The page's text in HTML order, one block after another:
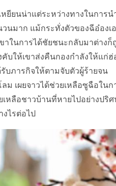
ยียนน่าแต่ระหว่างทางในการน
นมาก แม้กระทั่งตัวของฉีอ๋องเ
าในการได้ชัยชนะกลับมาต่างก็
บให้เขาส่งคืนกองกำลังให้แก่ฮ่
บภารกิจให้ตามจับตัวผู้ร้ายจน
ม เผยจาวได้ช่วยเหลือซูฉือในก
หลือชาวบ้านที่หายไปอย่างปริศ
งไรต่อไป